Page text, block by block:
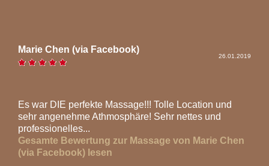
Marie Chen (via Facebook)
26.01.2019
Es war DIE perfekte Massage!!! Tolle Location und
sehr angenehme Athmosphäre! Sehr nettes und
professionelles...
Gesamte Bewertung zur Massage von Marie Chen
(via Facebook) lesen